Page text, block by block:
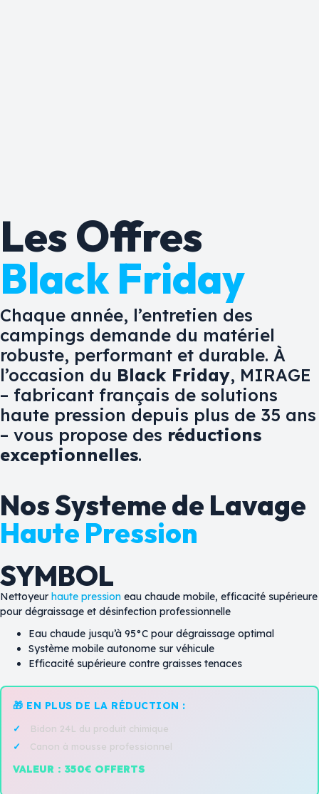
Les Offres
Black Friday
Chaque année, l’entretien des
campings demande du matériel
robuste, performant et durable. À
l’occasion du Black Friday, MIRAGE
– fabricant français de solutions
haute pression depuis plus de 35 ans
– vous propose des réductions
exceptionnelles.
Nos Systeme de Lavage
Haute Pression
SYMBOL
Nettoyeur haute pression eau chaude mobile, efficacité supérieure
pour dégraissage et désinfection professionnelle
Eau chaude jusqu’à 95°C pour dégraissage optimal
Système mobile autonome sur véhicule
Efficacité supérieure contre graisses tenaces
🎁 EN PLUS DE LA RÉDUCTION :
Bidon 24L du produit chimique
Canon à mousse professionnel
VALEUR : 350€ OFFERTS